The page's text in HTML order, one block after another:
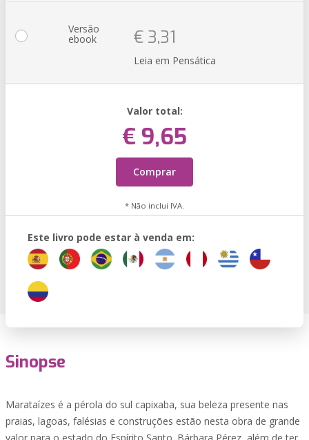
Versão
ebook € 3,31
Leia em Pensática
Valor total:
€ 9,65
Comprar
* Não inclui IVA.
Este livro pode estar à venda em:
Sinopse
Marataízes é a pérola do sul capixaba, sua beleza presente nas
praias, lagoas, falésias e construções estão nesta obra de grande